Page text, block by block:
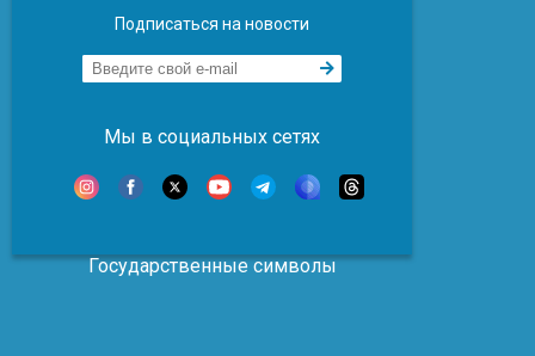
Подписаться на новости
Мы в социальных сетях
Государственные символы